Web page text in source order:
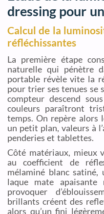
dressing pour
Calcul de la
réfléchissantes
La première étape
naturelle qui pénètre
portable révèle vite la
pour trier ses tenues se
compteur descend
couleurs paraîtront
temps. On repère alors
un petit plan, valeurs à
penderies et tablettes.
Côté matériaux, mieux
au coefficient de
mélaminé blanc
laque mate
provoquer
brillants créent des
alors qu’un fini